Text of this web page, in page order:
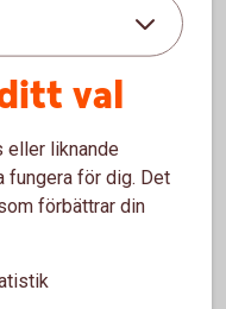
för exempelvis
att avsluta det sista
in:
val
eller liknande
fungera för dig. Det
förbättrar din